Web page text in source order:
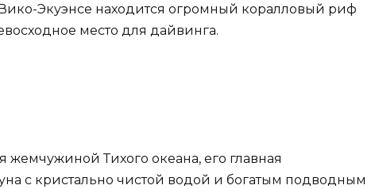
Экуэнсе находится огромный коралловый риф
место для дайвинга.
жемчужиной Тихого океана, его главная
с кристально чистой водой и богатым подводным